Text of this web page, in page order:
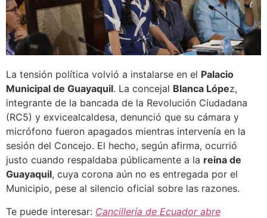
La tensión política volvió a instalarse en el Palacio
Municipal de Guayaquil. La concejal Blanca López,
integrante de la bancada de la Revolución Ciudadana
(RC5) y exvicealcaldesa, denunció que su cámara y
micrófono fueron apagados mientras intervenía en la
sesión del Concejo. El hecho, según afirma, ocurrió
justo cuando respaldaba públicamente a la reina de
Guayaquil, cuya corona aún no es entregada por el
Municipio, pese al silencio oficial sobre las razones.
Te puede interesar: Cancillería de Ecuador abre